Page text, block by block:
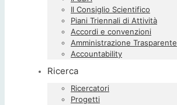
Il Consiglio Scientifico
Piani Triennali di Attività
Accordi e convenzioni
Amministrazione Trasparente
Accountability
Ricerca
Ricercatori
Progetti